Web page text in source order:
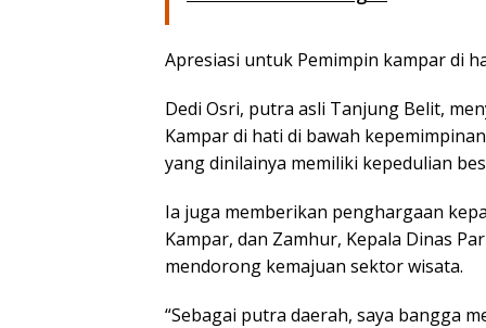
Apresiasi untuk Pemimpin kampar di
Dedi Osri, putra asli Tanjung Belit,
Kampar di hati di bawah
yang dinilainya memiliki kepedulian
Ia juga memberikan penghargaan
Kampar, dan Zamhur, Kepala Dinas
mendorong kemajuan sektor wisata.
“Sebagai putra daerah, saya bangga